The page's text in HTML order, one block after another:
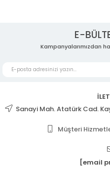
E-
Kampanyalarımızdan
Sanayi Mah. Atatürk Cad.
Müşteri
[email